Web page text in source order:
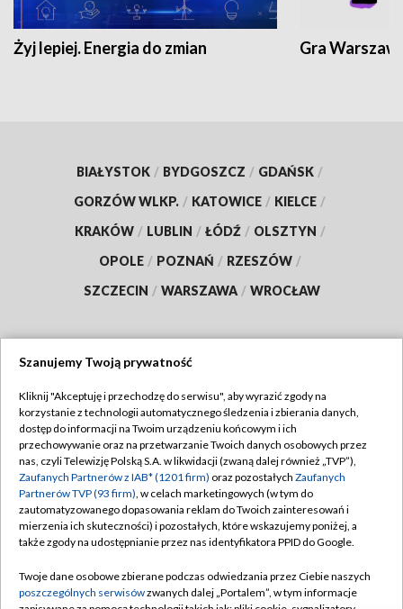
Żyj lepiej. Energia do zmian Gra
BIAŁYSTOK / BYDGOSZCZ / GDAŃSK /
GORZÓW WLKP. / KATOWICE / KIELCE /
KRAKÓW / LUBLIN / ŁÓDŹ / OLSZTYN /
OPOLE / POZNAŃ / RZESZÓW /
SZCZECIN / WARSZAWA / WROCŁAW
TVP
Abonament TVP
Emisja w TVP
Centrum informacji TVP
Naziemna Telewizja Cyfrowa
Rada Programowa
Regulamin TVP
Polityka prywatności
Moje zgody
Pomoc
Kontakt
Szanujemy Twoją prywatność
Kliknij "Akceptuję i przechodzę do serwisu", aby wyrazić zgody na
korzystanie z technologii automatycznego śledzenia i zbierania danych,
dostęp do informacji na Twoim urządzeniu końcowym i ich
przechowywanie oraz na przetwarzanie Twoich danych osobowych przez
nas, czyli Telewizję Polską S.A. w likwidacji (zwaną dalej również „TVP”),
Zaufanych Partnerów z IAB* (1201 firm) oraz pozostałych Zaufanych
Partnerów TVP (93 firm), w celach marketingowych (w tym do
zautomatyzowanego dopasowania reklam do Twoich zainteresowań i
mierzenia ich skuteczności) i pozostałych, które wskazujemy poniżej, a
także zgody na udostępnianie przez nas identyfikatora PPID do Google.
Twoje dane osobowe zbierane podczas odwiedzania przez Ciebie naszych
poszczególnych serwisówzwanych dalej „Portalem”, w tym informacje